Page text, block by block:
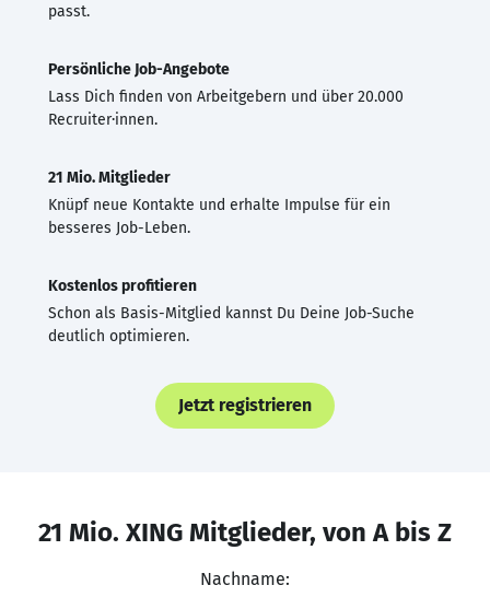
passt.
Persönliche Job-Angebote
Lass Dich finden von Arbeitgebern und über 20.000
Recruiter·innen.
21 Mio. Mitglieder
Knüpf neue Kontakte und erhalte Impulse für ein
besseres Job-Leben.
Kostenlos profitieren
Schon als Basis-Mitglied kannst Du Deine Job-Suche
deutlich optimieren.
Jetzt registrieren
21 Mio. XING Mitglieder, von A bis Z
Nachname: